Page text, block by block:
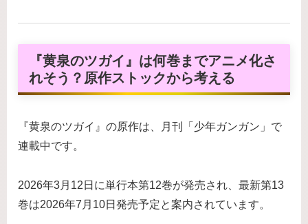
『黄泉のツガイ』は何巻までアニメ化さ
れそう？原作ストックから考える
『黄泉のツガイ』の原作は、月刊「少年ガンガン」で
連載中です。
2026年3月12日に単行本第12巻が発売され、最新第13
巻は2026年7月10日発売予定と案内されています。